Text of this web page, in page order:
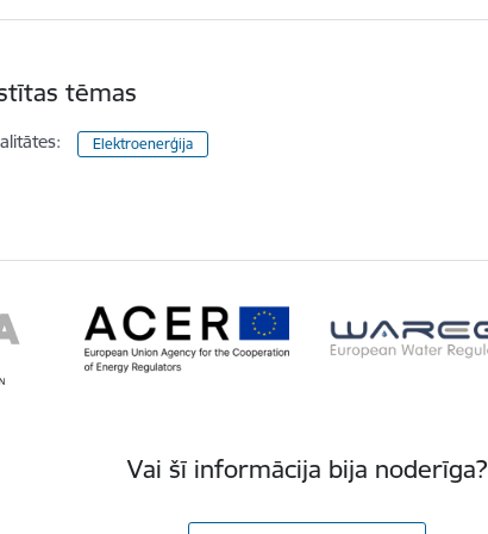
tēmas
Elektroenerģija
Vai šī informācija bija noderīga?